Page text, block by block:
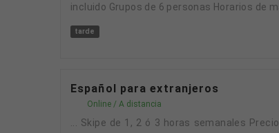
incluido Grupos de 6 personas Horarios de
tarde
Español para extranjeros
Online / A distancia
... Skipe de 1, 2 ó 3 horas semanales